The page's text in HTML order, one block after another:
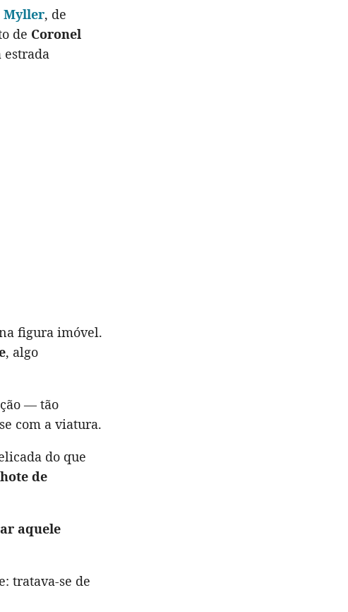
Myller, de
de Coronel
estrada
figura imóvel.
, algo
— tão
com a viatura.
do que
de
aquele
tratava-se de